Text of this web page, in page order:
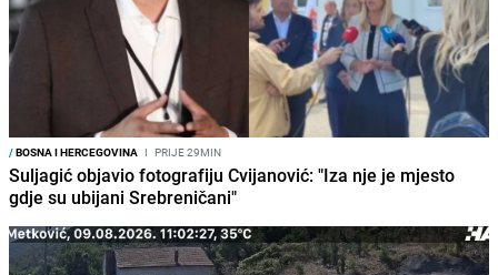
/BOSNA I HERCEGOVINA I PRIJE 29MIN
Suljagić objavio fotografiju Cvijanović: "Iza nje je mjesto
gdje su ubijani Srebreničani"